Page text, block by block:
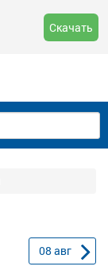
Скачать
08 авг